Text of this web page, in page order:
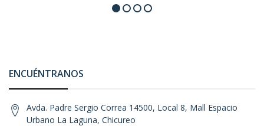
ENCUÉNTRANOS
Avda. Padre Sergio Correa 14500, Local 8, Mall Espacio
Urbano La Laguna, Chicureo